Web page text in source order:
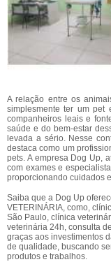
A relação entre os
simplesmente ter um pet
companheiros leais e
saúde e do bem-estar
levada a sério. Nesse
destaca como um
pets. A empresa Dog Up,
com exames e
proporcionando cuidados
Saiba que a Dog Up
VETERINÁRIA, como,
São Paulo, clínica
veterinária 24h, consulta
graças aos investimentos
de qualidade, buscando
produtos e trabalhos.